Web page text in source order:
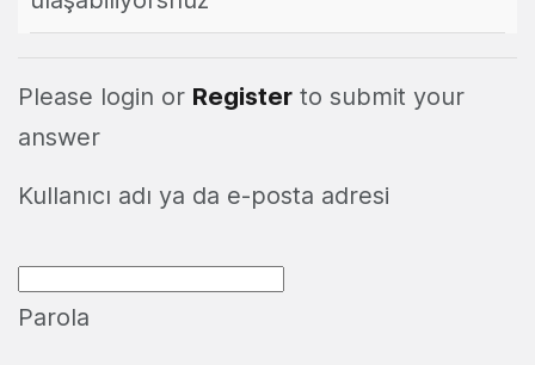
Please login or Register to submit your
answer
Kullanıcı adı ya da e-posta adresi
Parola